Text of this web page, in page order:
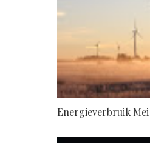
Energieverbruik Mei